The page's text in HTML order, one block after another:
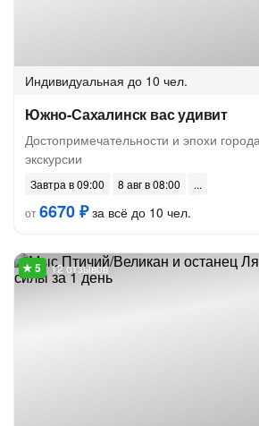
Индивидуальная до 10 чел.
Южно-Сахалинск вас удивит
Достопримечательности и эпохи
экскурсии
Завтра в 09:00
8 авг в 08:00
от6670 ₽за всё до 10 чел.
12 отзывов